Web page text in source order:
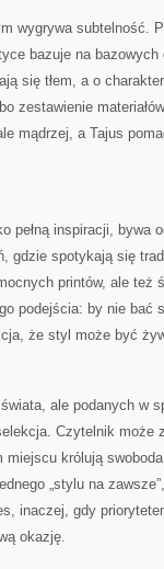
wygrywa subtelność.
bazuje na
się tłem, a o
zestawienie
mądrzej, a Tajus
pełną inspiracji, bywa
gdzie spotykają się
printów, ale też
podejścia: by nie bać
że styl może być
ale podanych w
Czytelnik może
królują
„stylu na
inaczej, gdy
okazję.